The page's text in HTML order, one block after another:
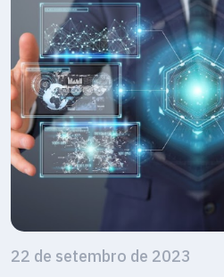
22 de setembro de 2023